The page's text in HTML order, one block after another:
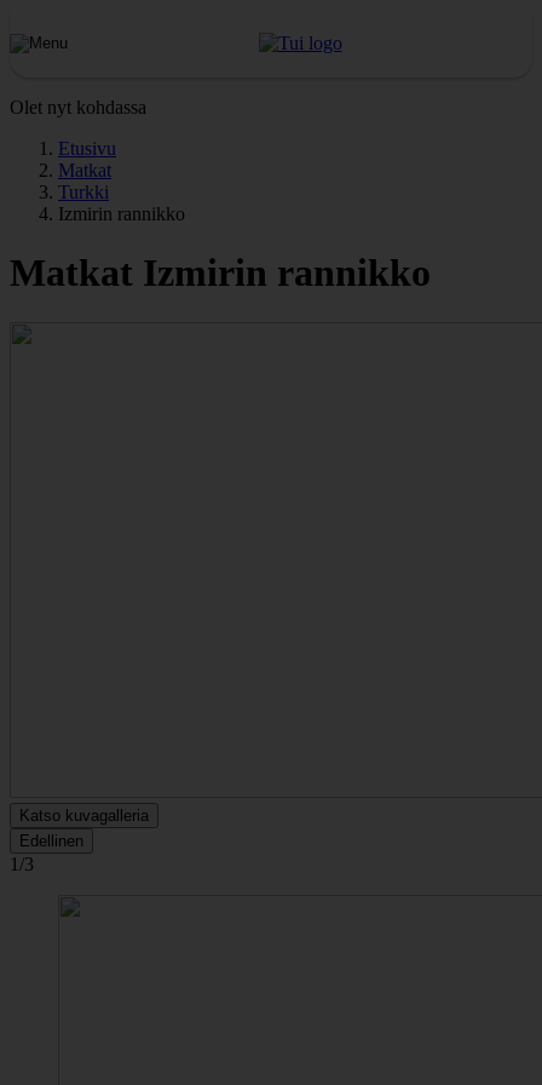
Olet nyt kohdassa
Etusivu
Matkat
Turkki
Izmirin rannikko
Matkat Izmirin rannikko
Katso kuvagalleria
Edellinen
1/3